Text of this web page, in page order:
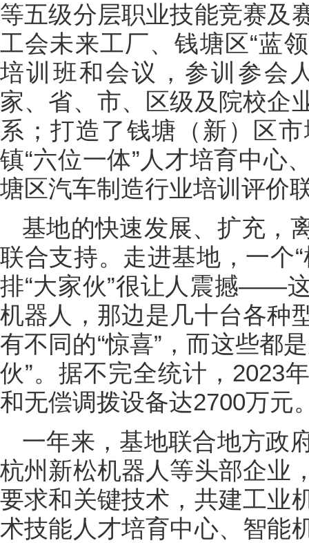
等五级分层职业技能竞赛及
工会未来工厂、钱塘区“蓝
培训班和会议，参训参会
家、省、市、区级及院校企
系；打造了钱塘（新）区
镇“六位一体”人才培育中心
塘区汽车制造行业培训评价
基地的快速发展、扩充，
联合支持。走进基地，一个
排“大家伙”很让人震撼——
机器人，那边是几十台各种
有不同的“惊喜”，而这些都
伙”。据不完全统计，2023
和无偿调拨设备达2700万元
一年来，基地联合地方政
杭州新松机器人等头部企业
要求和关键技术，共建工业
术技能人才培育中心、智能